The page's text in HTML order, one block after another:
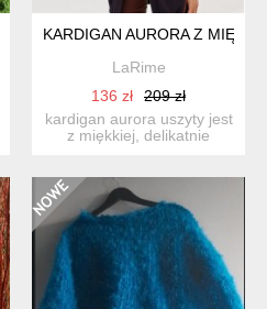
KARDIGAN AURORA Z
LaRime
136 zł
209 zł
kardigan aurora uszyty jest
z miękkiej, delikatnie